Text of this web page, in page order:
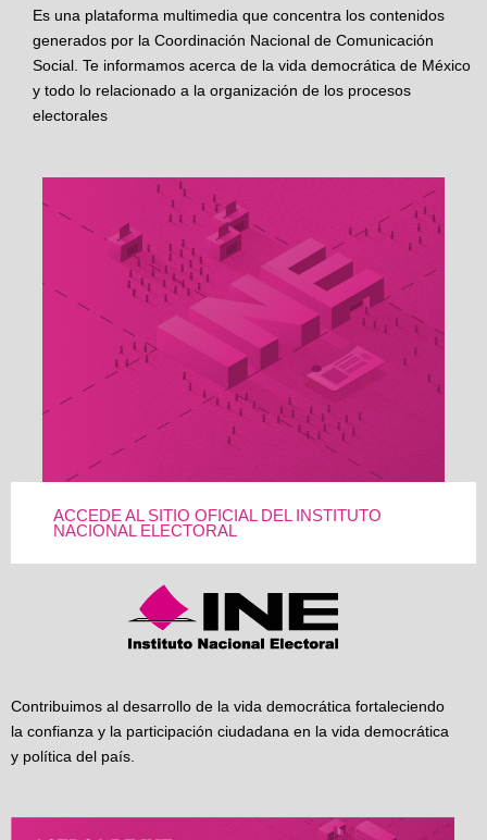
Es una plataforma multimedia que concentra los contenidos
generados por la Coordinación Nacional de Comunicación
Social. Te informamos acerca de la vida democrática de México
y todo lo relacionado a la organización de los procesos
electorales
ACCEDE AL SITIO OFICIAL DEL INSTITUTO
NACIONAL ELECTORAL
Contribuimos al desarrollo de la vida democrática fortaleciendo
la confianza y la participación ciudadana en la vida democrática
y política del país.